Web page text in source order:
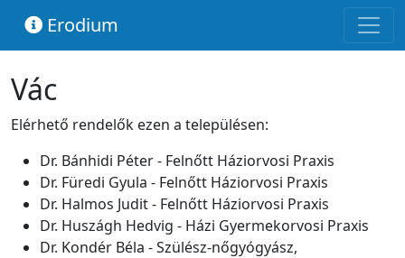
Erodium
Vác
Elérhető rendelők ezen a településen:
Dr. Bánhidi Péter - Felnőtt Háziorvosi Praxis
Dr. Füredi Gyula - Felnőtt Háziorvosi Praxis
Dr. Halmos Judit - Felnőtt Háziorvosi Praxis
Dr. Huszágh Hedvig - Házi Gyermekorvosi Praxis
Dr. Kondér Béla - Szülész-nőgyógyász,